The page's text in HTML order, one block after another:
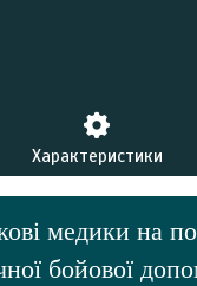
Характеристики
медики на
бойової